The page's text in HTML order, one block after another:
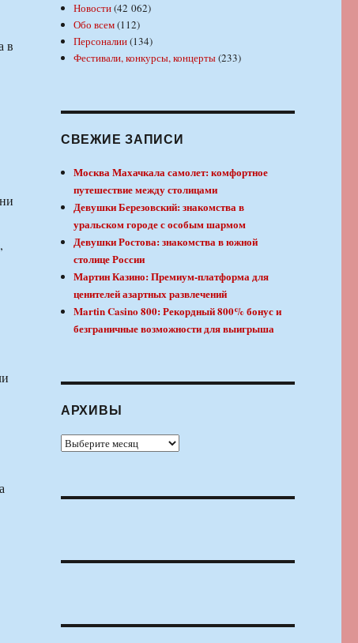
в
Новости(42 062)
Обо всем(112)
Персоналии(134)
Фестивали, конкурсы, концерты(233)
СВЕЖИЕ ЗАПИСИ
Москва Махачкала самолет: комфортное
путешествие между столицами
Девушки Березовский: знакомства в
уральском городе с особым шармом
Девушки Ростова: знакомства в южной
столице России
Мартин Казино: Премиум-платформа для
ценителей азартных развлечений
Martin Casino 800: Рекордный 800% бонус и
безграничные возможности для выигрыша
АРХИВЫ
Архивы